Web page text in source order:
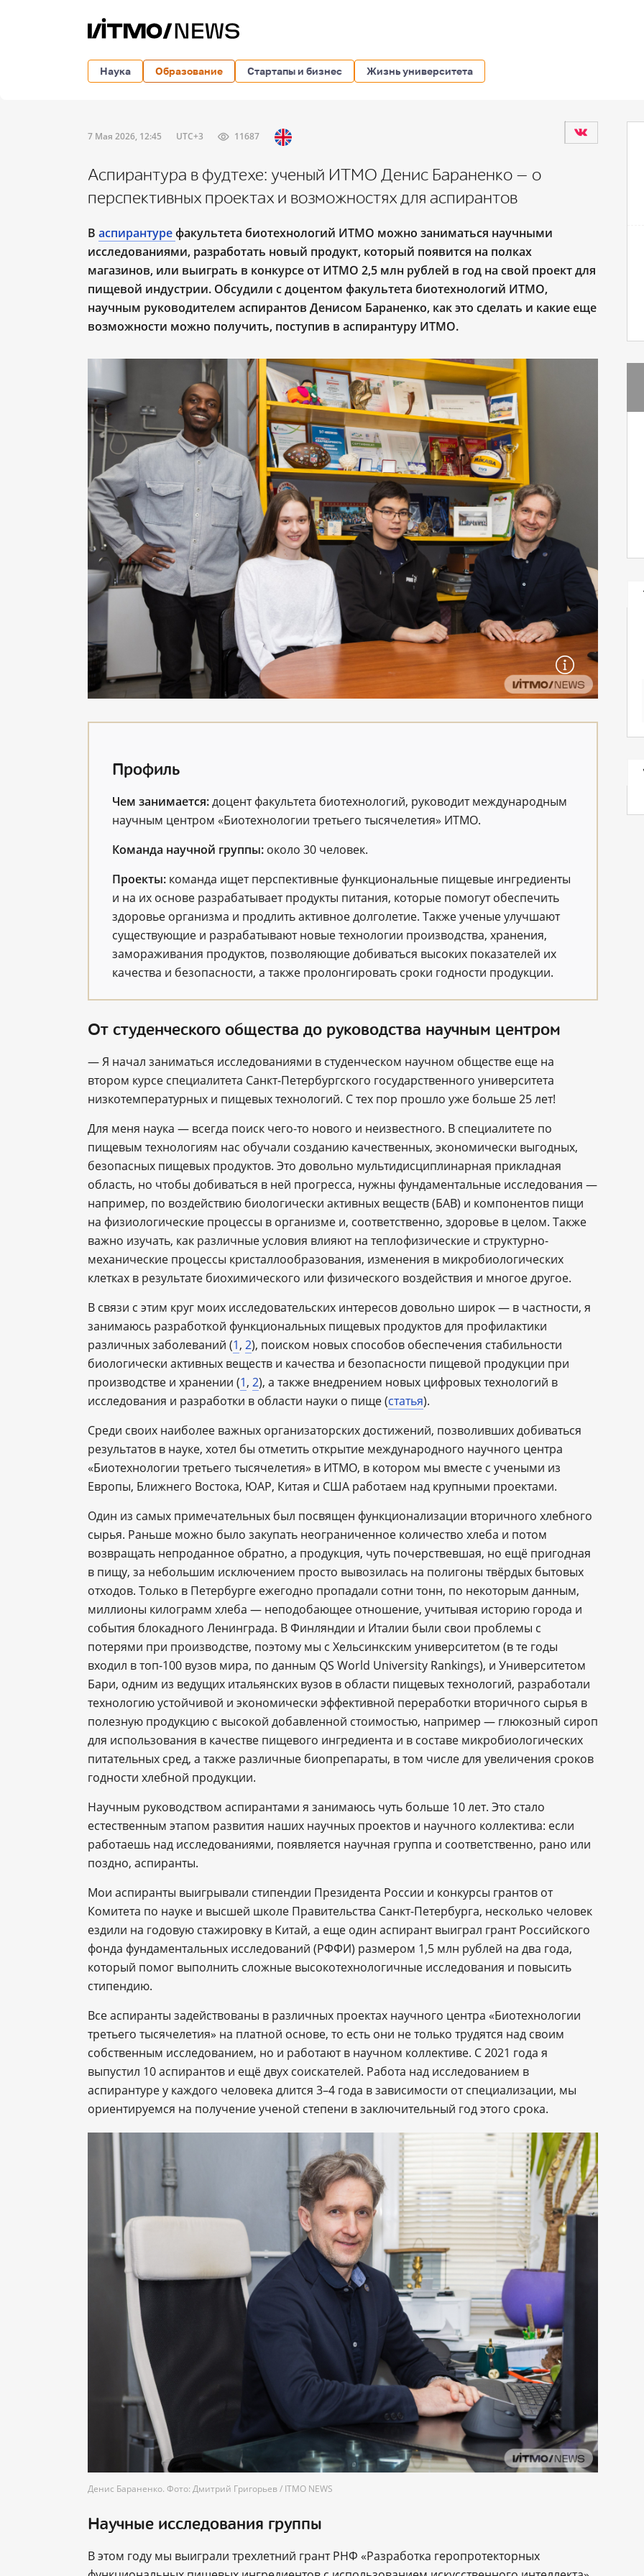
Наука Образование Стартапы и бизнес Жизнь университета
7 Мая 2026, 12:45 UTC+3 11687
Аспирантура в фудтехе: ученый ИТМО Денис Бараненко — о
перспективных проектах и возможностях для аспирантов
В аспирантурефакультета биотехнологий ИТМО можно заниматься научными
исследованиями, разработать новый продукт, который появится на полках
магазинов, или выиграть в конкурсе от ИТМО 2,5 млн рублей в год на свой проект для
пищевой индустрии. Обсудили с доцентом факультета биотехнологий ИТМО,
научным руководителем аспирантов Денисом Бараненко, как это сделать и какие еще
возможности можно получить, поступив в аспирантуру ИТМО.
Профиль
Чем занимается:доцент факультета биотехнологий, руководит международным
научным центром «Биотехнологии третьего тысячелетия» ИТМО.
Команда научной группы: около 30 человек.
Проекты: команда ищет перспективные функциональные пищевые ингредиенты
и на их основе разрабатывает продукты питания, которые помогут обеспечить
здоровье организма и продлить активное долголетие. Также ученые улучшают
существующие и разрабатывают новые технологии производства, хранения,
замораживания продуктов, позволяющие добиваться высоких показателей их
качества и безопасности, а также пролонгировать сроки годности продукции.
От студенческого общества до руководства научным центром
― Я начал заниматься исследованиями в студенческом научном обществе еще на
втором курсе специалитета Санкт-Петербургского государственного университета
низкотемпературных и пищевых технологий. С тех пор прошло уже больше 25 лет!
Для меня наука — всегда поиск чего-то нового и неизвестного. В специалитете по
пищевым технологиям нас обучали созданию качественных, экономически выгодных,
безопасных пищевых продуктов. Это довольно мультидисциплинарная прикладная
область, но чтобы добиваться в ней прогресса, нужны фундаментальные исследования —
например, по воздействию биологически активных веществ (БАВ) и компонентов пищи
на физиологические процессы в организме и, соответственно, здоровье в целом. Также
важно изучать, как различные условия влияют на теплофизические и структурно-
механические процессы кристаллообразования, изменения в микробиологических
клетках в результате биохимического или физического воздействия и многое другое.
В связи с этим круг моих исследовательских интересов довольно широк ― в частности, я
занимаюсь разработкой функциональных пищевых продуктов для профилактики
различных заболеваний (1, 2), поиском новых способов обеспечения стабильности
биологически активных веществ и качества и безопасности пищевой продукции при
производстве и хранении (1, 2), а также внедрением новых цифровых технологий в
исследования и разработки в области науки о пище (статья).
Среди своих наиболее важных организаторских достижений, позволивших добиваться
результатов в науке, хотел бы отметить открытие международного научного центра
«Биотехнологии третьего тысячелетия» в ИТМО, в котором мы вместе с учеными из
Европы, Ближнего Востока, ЮАР, Китая и США работаем над крупными проектами.
Один из самых примечательных был посвящен функционализации вторичного хлебного
сырья. Раньше можно было закупать неограниченное количество хлеба и потом
возвращать непроданное обратно, а продукция, чуть почерствевшая, но ещё пригодная
в пищу, за небольшим исключением просто вывозилась на полигоны твёрдых бытовых
отходов. Только в Петербурге ежегодно пропадали сотни тонн, по некоторым данным,
миллионы килограмм хлеба — неподобающее отношение, учитывая историю города и
события блокадного Ленинграда. В Финляндии и Италии были свои проблемы с
потерями при производстве, поэтому мы с Хельсинкским университетом (в те годы
входил в топ-100 вузов мира, по данным QS World University Rankings), и Университетом
Бари, одним из ведущих итальянских вузов в области пищевых технологий, разработали
технологию устойчивой и экономически эффективной переработки вторичного сырья в
полезную продукцию с высокой добавленной стоимостью, например ― глюкозный сироп
для использования в качестве пищевого ингредиента и в составе микробиологических
питательных сред, а также различные биопрепараты, в том числе для увеличения сроков
годности хлебной продукции.
Научным руководством аспирантами я занимаюсь чуть больше 10 лет. Это стало
естественным этапом развития наших научных проектов и научного коллектива: если
работаешь над исследованиями, появляется научная группа и соответственно, рано или
поздно, аспиранты.
Мои аспиранты выигрывали стипендии Президента России и конкурсы грантов от
Комитета по науке и высшей школе Правительства Санкт-Петербурга, несколько человек
ездили на годовую стажировку в Китай, а еще один аспирант выиграл грант Российского
фонда фундаментальных исследований (РФФИ) размером 1,5 млн рублей на два года,
который помог выполнить сложные высокотехнологичные исследования и повысить
стипендию.
Все аспиранты задействованы в различных проектах научного центра «Биотехнологии
третьего тысячелетия» на платной основе, то есть они не только трудятся над своим
собственным исследованием, но и работают в научном коллективе. С 2021 года я
выпустил 10 аспирантов и ещё двух соискателей. Работа над исследованием в
аспирантуре у каждого человека длится 3–4 года в зависимости от специализации, мы
ориентируемся на получение ученой степени в заключительный год этого срока.
Денис Бараненко. Фото: Дмитрий Григорьев / ITMO NEWS
Научные исследования группы
В этом году мы выиграли трехлетний грант РНФ «Разработка геропротекторных